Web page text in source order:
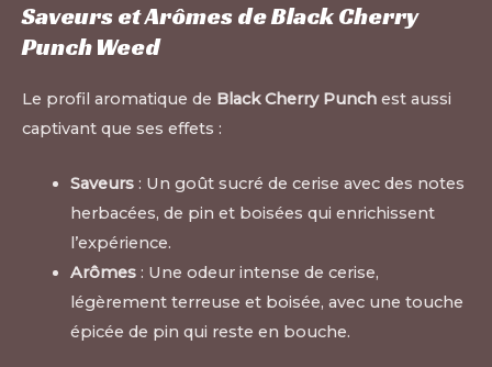
Saveurs et Arômes de Black Cherry
Punch Weed
Le profil aromatique de Black Cherry Punch est aussi
captivant que ses effets :
Saveurs: Un goût sucré de cerise avec des notes
herbacées, de pin et boisées qui enrichissent
l’expérience.
Arômes: Une odeur intense de cerise,
légèrement terreuse et boisée, avec une touche
épicée de pin qui reste en bouche.